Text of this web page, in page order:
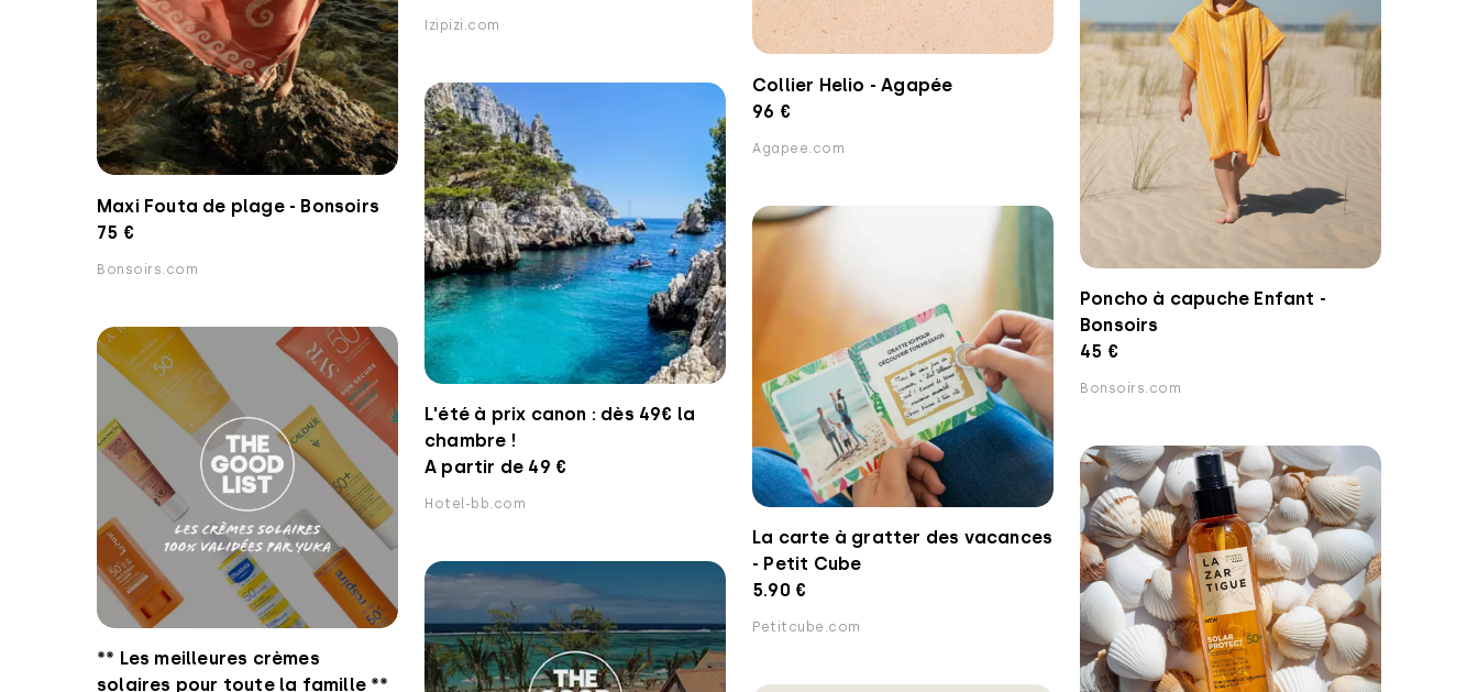
Izipizi.com
Collier Helio - Agapée
96 €
Agapee.com
Maxi Fouta de plage - Bonsoirs
75 €
Bonsoirs.com
Poncho à capuche Enfant -
Bonsoirs
45 €
Bonsoirs.com
L'été à prix canon : dès 49€ la
chambre !
A partir de 49 €
Hotel-bb.com
La carte à gratter des vacances
- Petit Cube
5.90 €
Petitcube.com
** Les meilleures crèmes
solaires pour toute la famille **